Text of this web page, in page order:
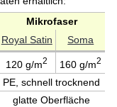
Mikrofaser
Royal Satin Soma
120 g/m2 160 g/m2
PE, schnell trocknend
glatte Oberfläche